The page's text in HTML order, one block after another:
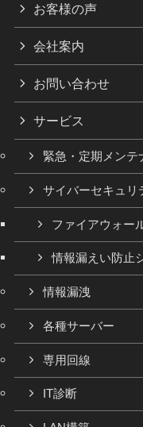
お客様の声
会社案内
お問い合わせ
サービス
緊急・定期メンテ
サイバーセキュリ
ファイアウォー
情報漏えい防止
情報漏洩
各種サーバー
専用回線
IT診断